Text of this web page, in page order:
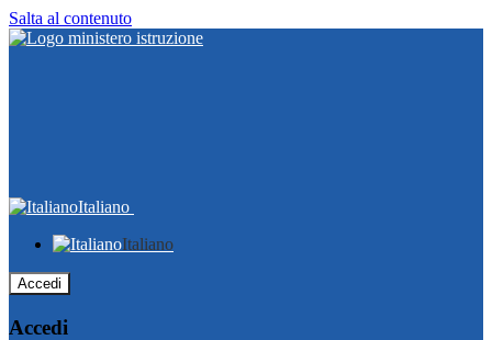
Salta al contenuto
Italiano
Italiano
Accedi
Accedi